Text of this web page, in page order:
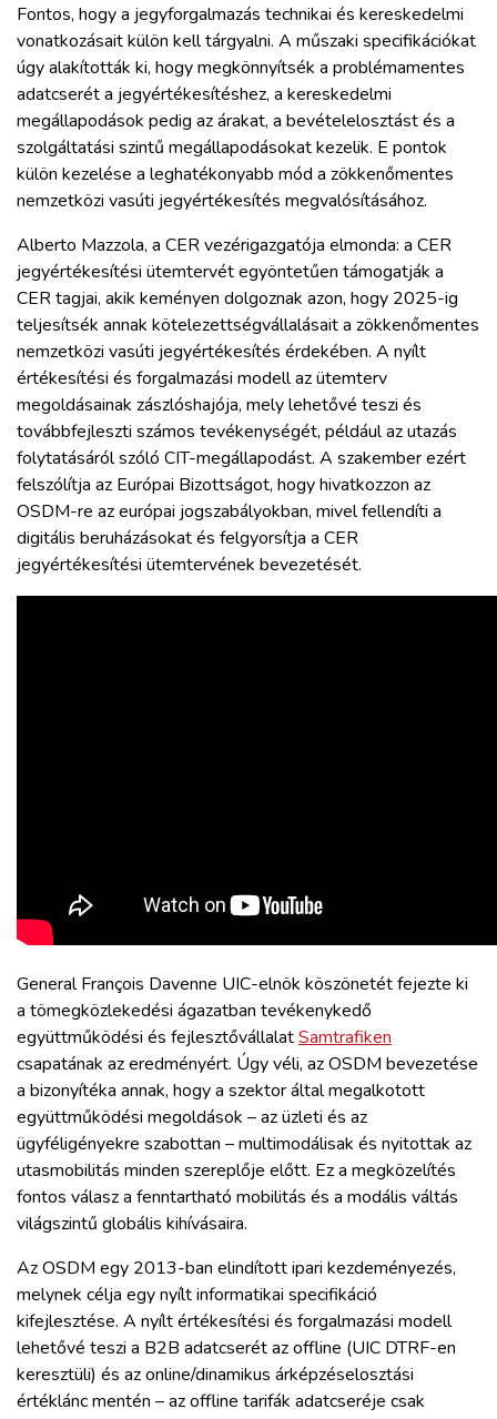
Fontos, hogy a jegyforgalmazás technikai és kereskedelmi
vonatkozásait külön kell tárgyalni. A műszaki specifikációkat
úgy alakították ki, hogy megkönnyítsék a problémamentes
adatcserét a jegyértékesítéshez, a kereskedelmi
megállapodások pedig az árakat, a bevételelosztást és a
szolgáltatási szintű megállapodásokat kezelik. E pontok
külön kezelése a leghatékonyabb mód a zökkenőmentes
nemzetközi vasúti jegyértékesítés megvalósításához.
Alberto Mazzola, a CER vezérigazgatója elmonda: a CER
jegyértékesítési ütemtervét egyöntetűen támogatják a
CER tagjai, akik keményen dolgoznak azon, hogy 2025-ig
teljesítsék annak kötelezettségvállalásait a zökkenőmentes
nemzetközi vasúti jegyértékesítés érdekében. A nyílt
értékesítési és forgalmazási modell az ütemterv
megoldásainak zászlóshajója, mely lehetővé teszi és
továbbfejleszti számos tevékenységét, például az utazás
folytatásáról szóló CIT-megállapodást. A szakember ezért
felszólítja az Európai Bizottságot, hogy hivatkozzon az
OSDM-re az európai jogszabályokban, mivel fellendíti a
digitális beruházásokat és felgyorsítja a CER
jegyértékesítési ütemtervének bevezetését.
General François Davenne UIC-elnök köszönetét fejezte ki
a tömegközlekedési ágazatban tevékenykedő
együttműködési és fejlesztővállalatSamtrafiken
csapatának az eredményért. Úgy véli, az OSDM bevezetése
a bizonyítéka annak, hogy a szektor által megalkotott
együttműködési megoldások – az üzleti és az
ügyféligényekre szabottan – multimodálisak és nyitottak az
utasmobilitás minden szereplője előtt. Ez a megközelítés
fontos válasz a fenntartható mobilitás és a modális váltás
világszintű globális kihívásaira.
Az OSDM egy 2013-ban elindított ipari kezdeményezés,
melynek célja egy nyílt informatikai specifikáció
kifejlesztése. A nyílt értékesítési és forgalmazási modell
lehetővé teszi a B2B adatcserét az offline (UIC DTRF-en
keresztüli) és az online/dinamikus árképzéselosztási
értéklánc mentén – az offline tarifák adatcseréje csak